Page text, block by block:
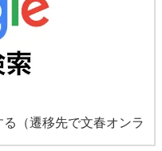
る
（遷移先で文春オンラ